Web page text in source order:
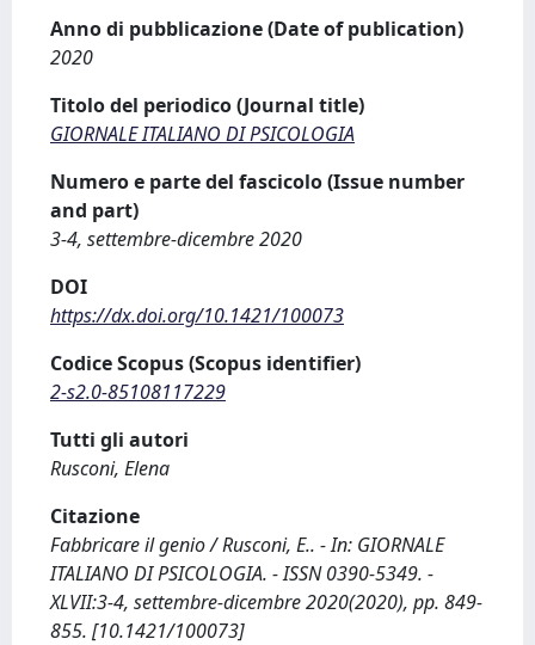
Anno di pubblicazione (Date of publication)
2020
Titolo del periodico (Journal title)
GIORNALE ITALIANO DI PSICOLOGIA
Numero e parte del fascicolo (Issue number
and part)
3-4, settembre-dicembre 2020
DOI
https://dx.doi.org/10.1421/100073
Codice Scopus (Scopus identifier)
2-s2.0-85108117229
Tutti gli autori
Rusconi, Elena
Citazione
Fabbricare il genio / Rusconi, E.. - In: GIORNALE
ITALIANO DI PSICOLOGIA. - ISSN 0390-5349. -
XLVII:3-4, settembre-dicembre 2020(2020), pp. 849-
855. [10.1421/100073]